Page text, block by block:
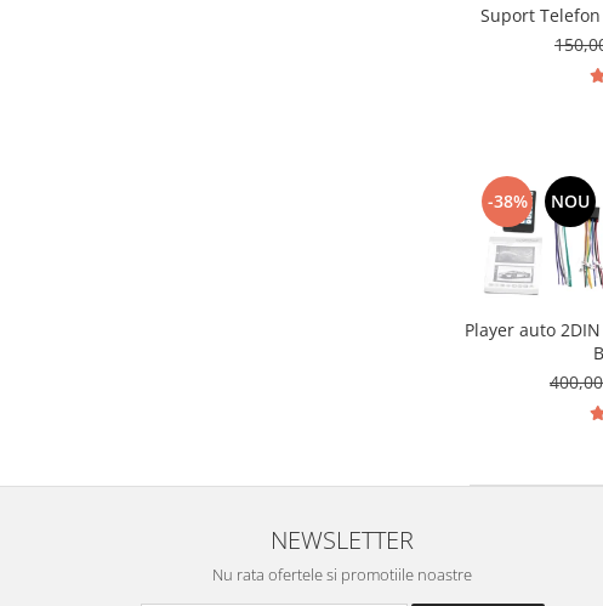
Suport
-38% NOU
Player auto
NEWSLETTER
Nu rata ofertele si promotiile noastre